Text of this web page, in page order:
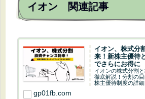
イオン 関連記事
イオン、株式分
来！新株主優待
でさらにお得に
イオンの株式分割
徹底解説！分割の
株主優待制度の詳
活用法まで、投資
羅。長期投資家必
gp01fb.com